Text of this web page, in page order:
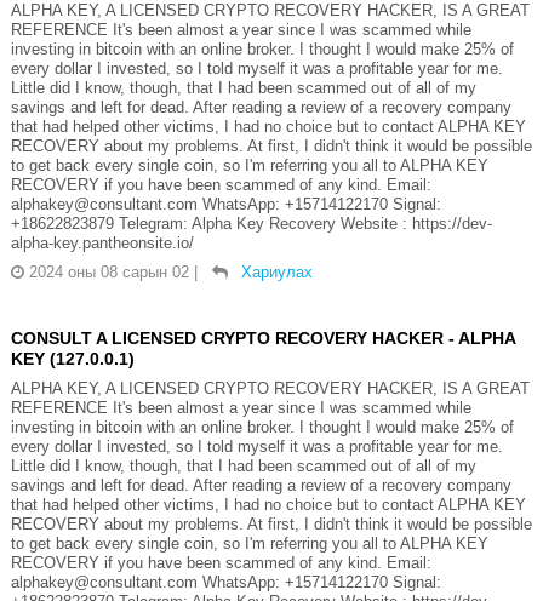
ALPHA KEY, A LICENSED CRYPTO RECOVERY HACKER, IS A GREAT
REFERENCE It's been almost a year since I was scammed while
investing in bitcoin with an online broker. I thought I would make 25% of
every dollar I invested, so I told myself it was a profitable year for me.
Little did I know, though, that I had been scammed out of all of my
savings and left for dead. After reading a review of a recovery company
that had helped other victims, I had no choice but to contact ALPHA KEY
RECOVERY about my problems. At first, I didn't think it would be possible
to get back every single coin, so I'm referring you all to ALPHA KEY
RECOVERY if you have been scammed of any kind. Email:
alphakey@consultant.com WhatsApp: +15714122170 Signal:
+18622823879 Telegram: Alpha Key Recovery Website : https://dev-
alpha-key.pantheonsite.io/
2024 оны 08 сарын 02
Хариулах
CONSULT A LICENSED CRYPTO RECOVERY HACKER - ALPHA
KEY (127.0.0.1)
ALPHA KEY, A LICENSED CRYPTO RECOVERY HACKER, IS A GREAT
REFERENCE It's been almost a year since I was scammed while
investing in bitcoin with an online broker. I thought I would make 25% of
every dollar I invested, so I told myself it was a profitable year for me.
Little did I know, though, that I had been scammed out of all of my
savings and left for dead. After reading a review of a recovery company
that had helped other victims, I had no choice but to contact ALPHA KEY
RECOVERY about my problems. At first, I didn't think it would be possible
to get back every single coin, so I'm referring you all to ALPHA KEY
RECOVERY if you have been scammed of any kind. Email:
alphakey@consultant.com WhatsApp: +15714122170 Signal: